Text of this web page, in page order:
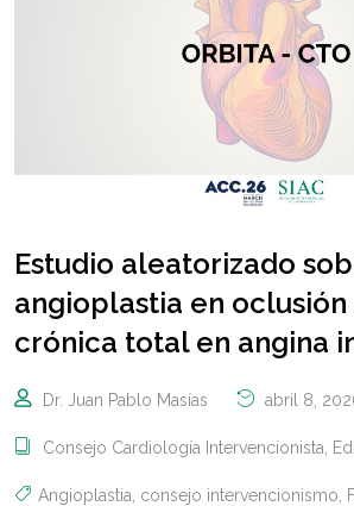
Estudio aleatorizado
angioplastia en
crónica total en angina
Dr. Juan Pablo Masías abril 8,
Consejo Cardiología Intervencionista
Angioplastia consejo intervencionismo